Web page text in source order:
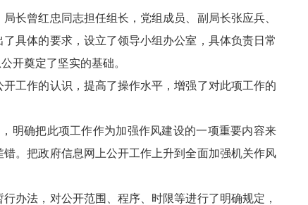
曾红忠同志担任组长，党组成员、副局长张应兵、
具体的要求，设立了领导小组办公室，具体负责日常
开奠定了坚实的基础。
工作的认识，提高了操作水平，增强了对此项工作的
确把此项工作作为加强作风建设的一项重要内容来
。把政府信息网上公开工作上升到全面加强机关作风
法，对公开范围、程序、时限等进行了明确规定，